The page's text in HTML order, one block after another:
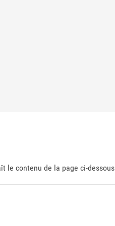
le contenu de la page ci-dessous